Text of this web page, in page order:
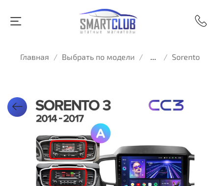
Главная Выбрать по модели ... Sorento